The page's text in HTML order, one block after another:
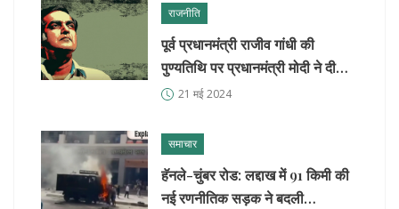
राजनीति
पूर्व प्रधानमंत्री राजीव गांधी की
पुण्यतिथि पर प्रधानमंत्री मोदी ने दी
श्रद्धांजलि
21 मई 2024
समाचार
हॅनले-चुंबर रोड: लद्दाख में 91 किमी की
नई रणनीतिक सड़क ने बदली